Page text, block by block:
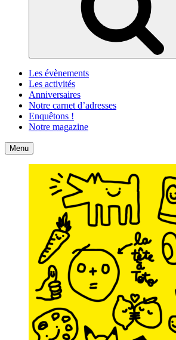
Les évènements
Les activités
Anniversaires
Notre carnet d’adresses
Enquêtons !
Notre magazine
Accueil
Menu Contact